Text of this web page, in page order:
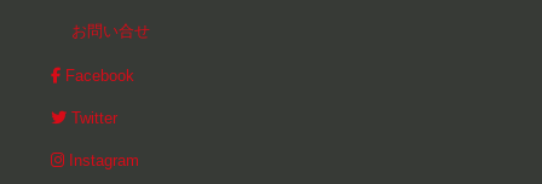
お問い合せ
Facebook
Twitter
Instagram